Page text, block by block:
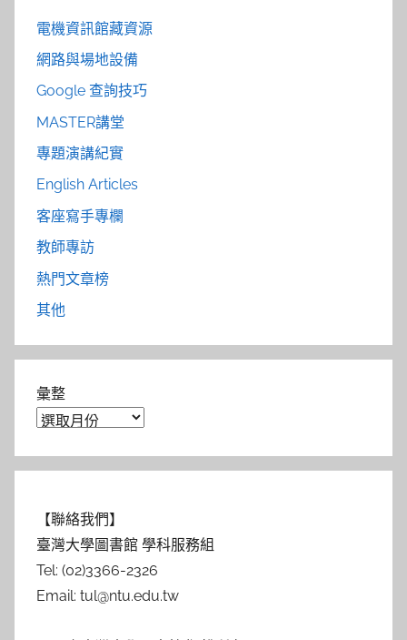
電機資訊館藏資源
網路與場地設備
Google 查詢技巧
MASTER講堂
專題演講紀實
English Articles
客座寫手專欄
教師專訪
熱門文章榜
其他
彙整
【聯絡我們】
臺灣大學圖書館 學科服務組
Tel: (02)3366-2326
Email: tul@ntu.edu.tw